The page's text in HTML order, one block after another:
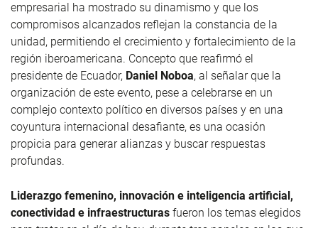
empresarial ha mostrado su dinamismo y que los
compromisos alcanzados reflejan la constancia de la
unidad, permitiendo el crecimiento y fortalecimiento de la
región iberoamericana. Concepto que reafirmó el
presidente de Ecuador, Daniel Noboa, al señalar que la
organización de este evento, pese a celebrarse en un
complejo contexto político en diversos países y en una
coyuntura internacional desafiante, es una ocasión
propicia para generar alianzas y buscar respuestas
profundas.
Liderazgo femenino, innovación e inteligencia artificial,
conectividad e infraestructuras fueron los temas elegidos